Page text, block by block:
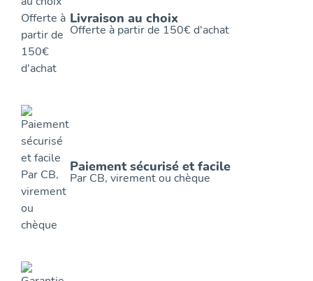
Livraison au choix
Offerte à partir de 150€ d'achat
Paiement sécurisé et facile
Par CB, virement ou chèque